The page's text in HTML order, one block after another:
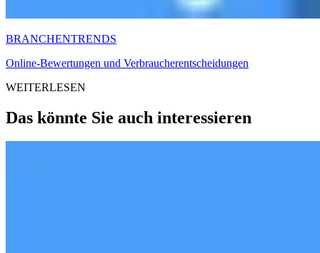
BRANCHENTRENDS
Online-Bewertungen und Verbraucherentscheidungen
WEITERLESEN
Das könnte Sie auch interessieren